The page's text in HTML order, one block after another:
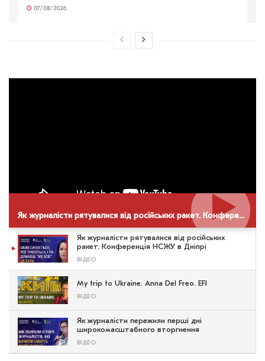
07/08/2026
Як журналісти рятувалися від російських ракет. Конференція НСЖУ в Дніпрі
Як журналісти рятувалися від російських
ракет. Конференція НСЖУ в Дніпрі
ВІДЕО
My trip to Ukraine. Anna Del Freo. EFJ
ВІДЕО
Як журналісти пережили перші дні
широкомасштабного вторгнення
ВІДЕО